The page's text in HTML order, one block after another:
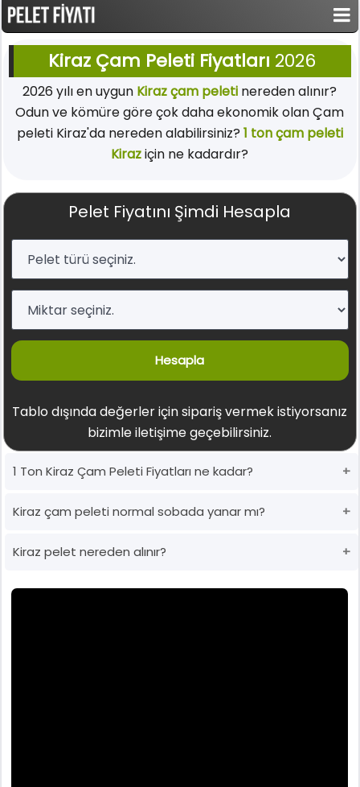
Kiraz Çam Peleti Fiyatları 2026
2026 yılı en uygun Kiraz çam peleti nereden alınır?
Odun ve kömüre göre çok daha ekonomik olan Çam
peleti Kiraz'da nereden alabilirsiniz? 1 ton çam peleti
Kiraziçin ne kadardır?
Pelet Fiyatını Şimdi Hesapla
Hesapla
Tablo dışında değerler için sipariş vermek istiyorsanız
bizimle iletişime geçebilirsiniz.
1 Ton Kiraz Çam Peleti Fiyatları ne kadar?
Kiraz çam peleti normal sobada yanar mı?
Kiraz pelet nereden alınır?